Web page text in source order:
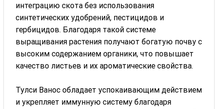
интеграцию скота без использования
синтетических удобрений, пестицидов и
гербицидов. Благодаря такой системе
выращивания растения получают богатую почву с
высоким содержанием органики, что повышает
качество листьев и их ароматические свойства.
Тулси Ванос обладает успокаивающим действием
и укрепляет иммунную систему благодаря